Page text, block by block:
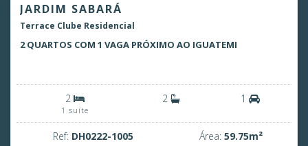
JARDIM SABARÁ
Terrace Clube Residencial
2 QUARTOS COM 1 VAGA PRÓXIMO AO IGUATEMI
2
1 suíte
2 1
Ref: DH0222-1005 Área: 59.75m²